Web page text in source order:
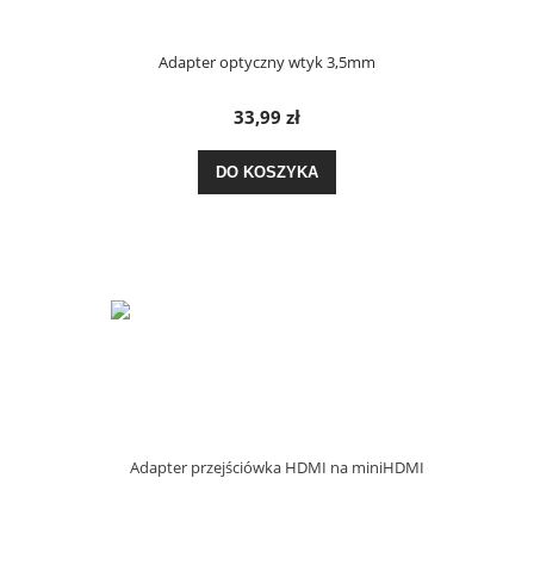
Adapter optyczny wtyk 3,5mm
33,99 zł
DO KOSZYKA